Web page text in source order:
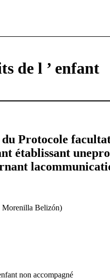
de l ’ enfant
Protocole
établissant
Morenilla Belizón)
non accompagné